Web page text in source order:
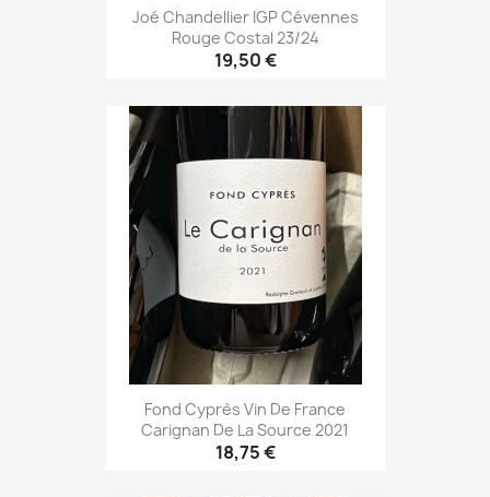
Joé Chandellier IGP Cévennes
Rouge Costal 23/24
19,50 €
Fond Cyprès Vin De France
Carignan De La Source 2021
18,75 €